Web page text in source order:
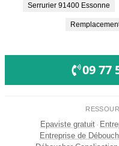
Serrurier 91400 Essonne
09 77
Epaviste gratuit ·
Entreprise de